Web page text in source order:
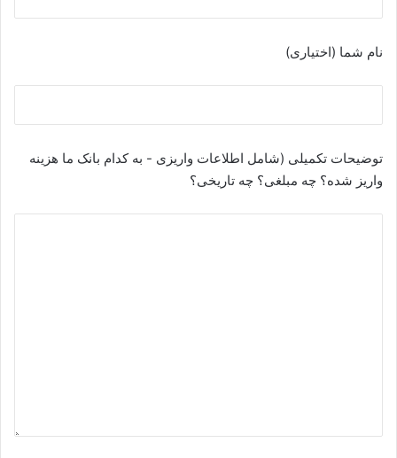
نام شما (اختیاری)
توضیحات تکمیلی (شامل اطلاعات واریزی - به کدام بانک ما هزینه
واریز شده؟ چه مبلغی؟ چه تاریخی؟